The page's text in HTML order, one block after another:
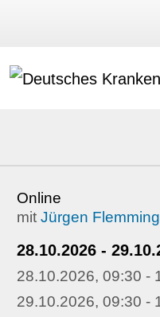
Online
mit Jürgen Flemming
28.10.2026 -
28.10.2026, 09:30 -
29.10.2026, 09:30 -